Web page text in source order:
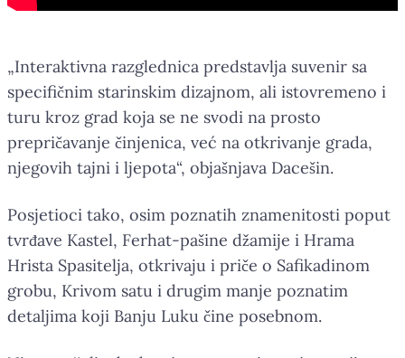
„Interaktivna razglednica predstavlja suvenir sa
specifičnim starinskim dizajnom, ali istovremeno i
turu kroz grad koja se ne svodi na prosto
prepričavanje činjenica, već na otkrivanje grada,
njegovih tajni i ljepota“, objašnjava Dacešin.
Posjetioci tako, osim poznatih znamenitosti poput
tvrđave Kastel, Ferhat-pašine džamije i Hrama
Hrista Spasitelja, otkrivaju i priče o Safikadinom
grobu, Krivom satu i drugim manje poznatim
detaljima koji Banju Luku čine posebnom.